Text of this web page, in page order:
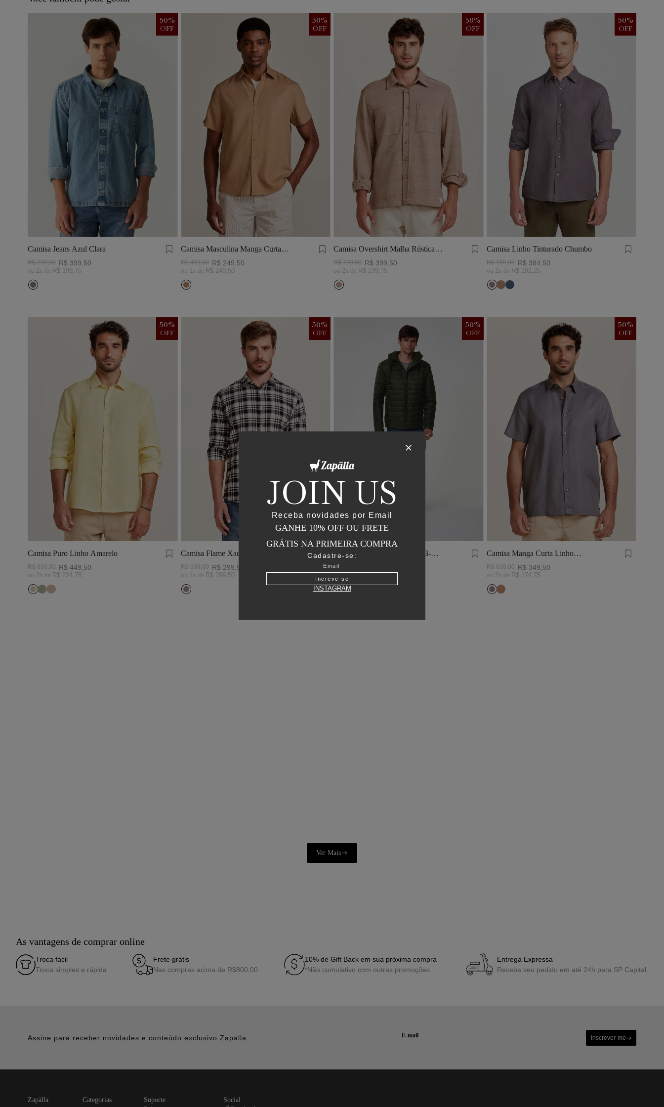
Camisa Jeans Azul Clara
50%
OFF
R$ 799,00 R$ 399 50
ou 2x de R$ 199 75
Camisa Masculina Manga Curta
Visco Linho
50%
OFF
R$ 499,00 R$ 249 50
ou 1 x de R$ 249 50
Camisa Overshirt Malha Rústica
Khaki
50%
OFF
R$ 799,00 R$ 399 50
ou 2x de R$ 199 75
Camisa Linho Tinturado Chumbo
50%
OFF
R$ 769,00 R$ 384 50
ou 2x de R$ 192 25
Camisa Puro Linho Amarelo
50%
OFF
R$ 899,00 R$ 449 50
ou 2x de R$ 224 75
Camisa Flame Xadrez - I23-
50%
OFF
R$ 599,00 R$ 299 50
ou x de R$ 299 50
Jaqueta Matelasse Capuz - I23-
Verde Oliva
50%
OFF
R$
ou6x deR$ 241,25
Camisa Manga Curta Linho
50%
OFF
R$ 699,00 R$ 349 50
ou 2x de R$ 174, 75
As vantagens de comprar online
Troca fácil
Troca simples e rápida
Frete grátis
Nas compras acima de R$800,00
10% de Gift Back em sua próxima compra
*Não cumulativo com outras promoções.
Entrega Expressa
Receba seu pedido em até 24h para SP Capital.
Assine para receber novidades e conteúdo exclusivo Zapälla. Inscrever-me
zapälla categorias suporte social
JOIN US
Receba novidades por Email
GANHE 10% OFF OU FRETE
GRÁTIS NA PRIMEIRA COMPRA
Cadastre-se:
Increve-se
INSTAGRAM